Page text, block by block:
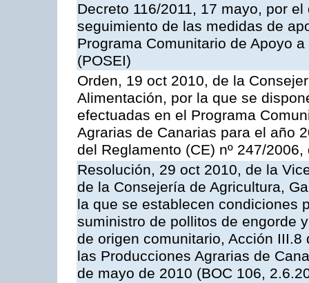
Decreto 116/2011, 17 mayo, por
seguimiento de las medidas de
Programa Comunitario de Apoyo
(POSEI)
Orden, 19 oct 2010, de la
Alimentación, por la que se
efectuadas en el Programa
Agrarias de Canarias para el año
del Reglamento (CE) nº 247/
Resolución, 29 oct 2010, de la
de la Consejería de Agricultura,
la que se establecen condiciones
suministro de pollitos de engorde
de origen comunitario, Acción
las Producciones Agrarias de
de mayo de 2010 (BOC 106,